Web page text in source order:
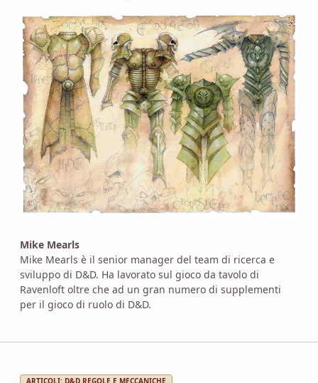
Mike Mearls
Mike Mearls è il senior manager del team di ricerca e
sviluppo di D&D. Ha lavorato sul gioco da tavolo di
Ravenloft oltre che ad un gran numero di supplementi
per il gioco di ruolo di D&D.
ARTICOLI: D&D REGOLE E MECCANICHE